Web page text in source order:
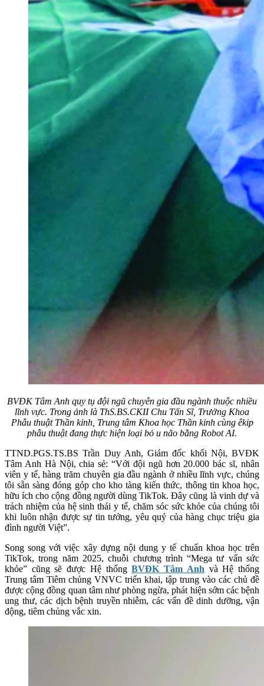
BVĐKTâm Anh quy tụ đội ngũ chuyên gia đầu ngành thuộc nhiều
lĩnh vực. Trong ảnh là ThS.BS.CKII Chu Tấn Sĩ, Trưởng Khoa
Phẫu thuật Thần kinh, Trung tâm Khoa học Thần kinh cùng êkip
phẫu thuật đang thực hiện loại bỏ u não bằng Robot AI.
TTND.PGS.TS.BS Trần Duy Anh, Giám đốc khối Nội, BVĐK
Tâm Anh Hà Nội, chia sẻ: “Với đội ngũ hơn 20.000 bác sĩ, nhân
viên y tế, hàng trăm chuyên gia đầu ngành ở nhiều lĩnh vực, chúng
tôi sẵn sàng đóng góp cho kho tàng kiến thức, thông tin khoa học,
hữu ích cho cộng đồng người dùng TikTok. Đây cũng là vinh dự và
trách nhiệm của hệ sinh thái y tế, chăm sóc sức khỏe của chúng tôi
khi luôn nhận được sự tin tưởng, yêu quý của hàng chục triệu gia
đình người Việt”.
Song song với việc xây dựng nội dung y tế chuẩn khoa học trên
TikTok, trong năm 2025, chuỗi chương trình “Mega tư vấn sức
khỏe” cũng sẽ được Hệ thốngBVĐK Tâm Anh và Hệ thống
Trung tâm Tiêm chủng VNVC triển khai, tập trung vào các chủ đề
được cộng đồng quan tâm như phòng ngừa, phát hiện sớm các bệnh
ung thư, các dịch bệnh truyền nhiễm, các vấn đề dinh dưỡng, vận
động, tiêm chủng vắc xin.